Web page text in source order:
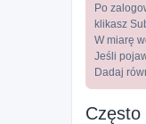
Po
klikasz
W miarę
Jeśli
Dadaj
Często